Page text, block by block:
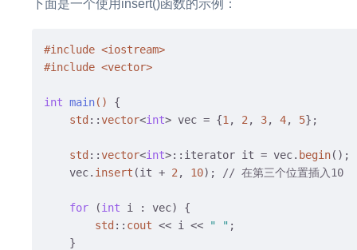
下面是一个使用insert()函数的示例：
#include <iostream>
#include <vector>
int main()
{
std ::vector<int> vec = {1 , 2 , 3, 4, 5};
std ::vector<int>::iterator it = vec. begin();
    vec.
insert (it + 2 , 10); // 在第三个位置插入10
for (int i : vec) {
std :: cout << i << " " ;
    }